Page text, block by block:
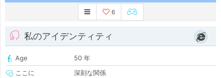
6
私のアイデンティティ
Age
50 年
ここに
深刻な関係